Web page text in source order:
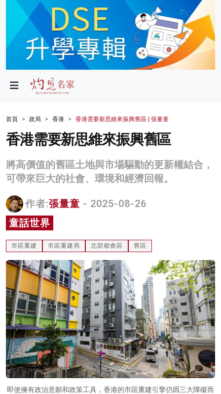
政局
財經
生活
商業
科技
影片
關於我們
首頁 政局 香港 香港需要新思維來振興舊區 | 張量童
香港需要新思維來振興舊區
將高價值的舊區土地與市場驅動的更新權結合，
可帶來巨大的社會、環境和經濟回報。
作者:張量童 - 2025-08-26
童話世界
市區重建 市區重建局 北部都會區 舊區
即使擁有政治意願和政策工具，香港的市區重建引擎仍因三大障礙而